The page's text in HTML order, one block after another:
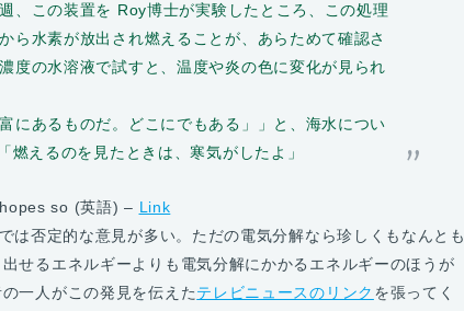
、この装置を Roy博士が実験したところ、この処理
ら水素が放出され燃えることが、あらためて確認さ
度の水溶液で試すと、温度や炎の色に変化が見られ
にあるものだ。どこにでもある」」と、海水につい
燃えるのを見たときは、寒気がしたよ」
so (英語) – Link
は否定的な意見が多い。ただの電気分解なら珍しくもなんとも
せるエネルギーよりも電気分解にかかるエネルギーのほうが
一人がこの発見を伝えたテレビニュースのリンク を張ってく